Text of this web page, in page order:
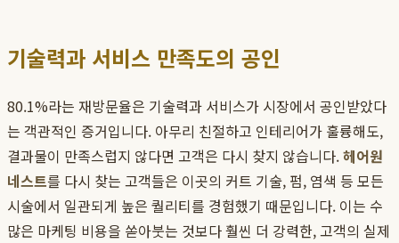
기술력과 서비스 만족도의 공인
80.1%라는 재방문율은 기술력과 서비스가 시장에서 공인받았다
는 객관적인 증거입니다. 아무리 친절하고 인테리어가 훌륭해도,
결과물이 만족스럽지 않다면 고객은 다시 찾지 않습니다.헤어원
네스트를 다시 찾는 고객들은 이곳의 커트 기술, 펌, 염색 등 모든
시술에서 일관되게 높은 퀄리티를 경험했기 때문입니다. 이는 수
많은 마케팅 비용을 쏟아붓는 것보다 훨씬 더 강력한, 고객의 실제